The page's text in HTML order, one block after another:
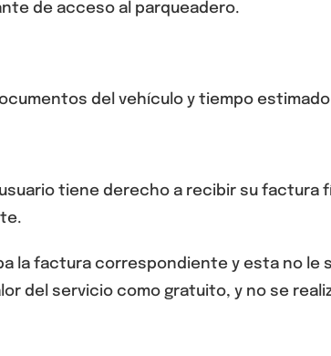
de acceso al parqueadero.
del vehículo y tiempo
tiene derecho a recibir su factura
la factura correspondiente yesta no le
del servicio como gratuito, y no se